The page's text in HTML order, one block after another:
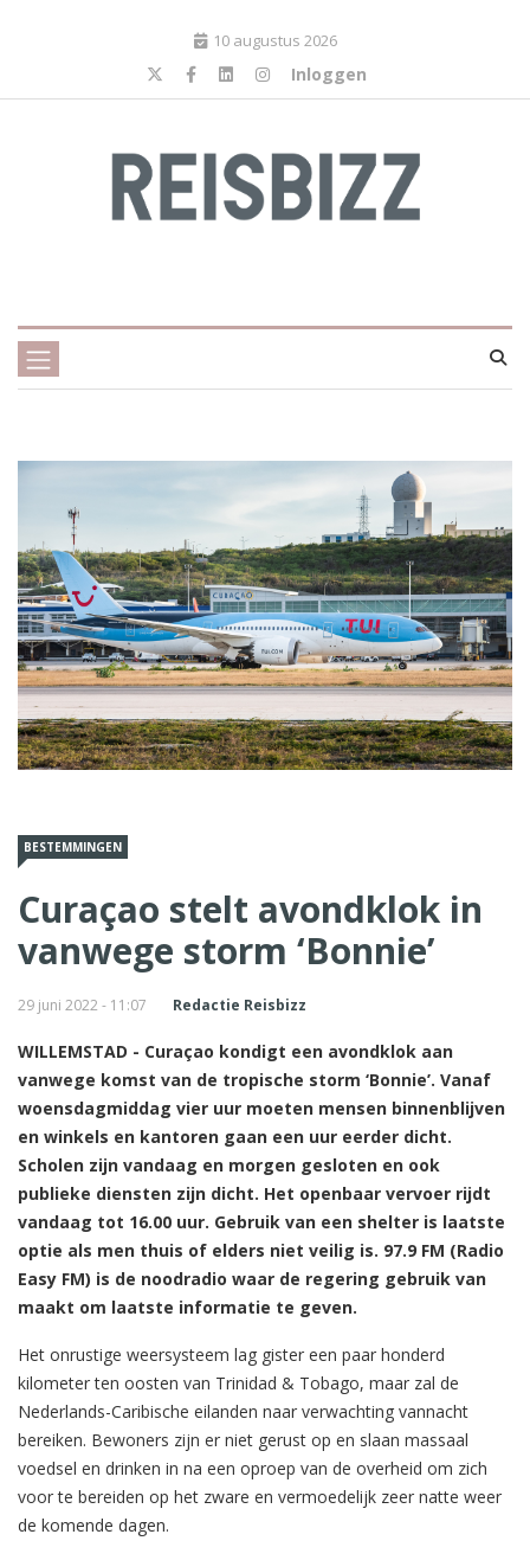
10 augustus 2026
Inloggen
BESTEMMINGEN
Curaçao stelt avondklok in
vanwege storm ‘Bonnie’
29 juni 2022 - 11:07 Redactie Reisbizz
WILLEMSTAD - Curaçao kondigt een avondklok aan
vanwege komst van de tropische storm ‘Bonnie’. Vanaf
woensdagmiddag vier uur moeten mensen binnenblijven
en winkels en kantoren gaan een uur eerder dicht.
Scholen zijn vandaag en morgen gesloten en ook
publieke diensten zijn dicht. Het openbaar vervoer rijdt
vandaag tot 16.00 uur. Gebruik van een shelter is laatste
optie als men thuis of elders niet veilig is. 97.9 FM (Radio
Easy FM) is de noodradio waar de regering gebruik van
maakt om laatste informatie te geven.
Het onrustige weersysteem lag gister een paar honderd
kilometer ten oosten van Trinidad & Tobago, maar zal de
Nederlands-Caribische eilanden naar verwachting vannacht
bereiken. Bewoners zijn er niet gerust op en slaan massaal
voedsel en drinken in na een oproep van de overheid om zich
voor te bereiden op het zware en vermoedelijk zeer natte weer
de komende dagen.